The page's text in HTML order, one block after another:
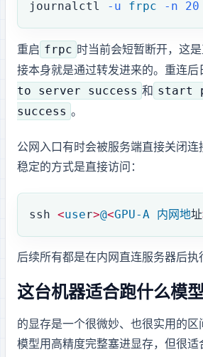
journalctl
-u frpc -n 20
重启 frpc 时当前 SSH 会短暂断开，这是
接本身就是通过 frp 转发进来的。重连
to server success 和 start
success 。
公网 frp SSH 入口有时会被服务端直接关
稳定的方式是直接访问：
ssh <user>@<GPU-A 内网地址
后续所有 Ollama benchmark 都是在内网直连 GPU 服务器 A
这台机器适合跑什么模
RTX 4090 的 24GB 显存是一个很微妙、也很实用
模型用高精度完整塞进显存，但很适合跑 30B